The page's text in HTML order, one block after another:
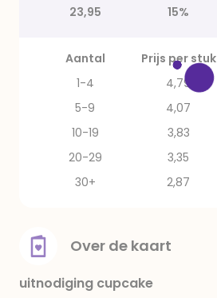
23,95
15%
Aantal Prijs per stuk
1-4
4,79
5-9
4,07
10-19
3,83
20-29
3,35
30+
2,87
Over de kaart
uitnodiging cupcake